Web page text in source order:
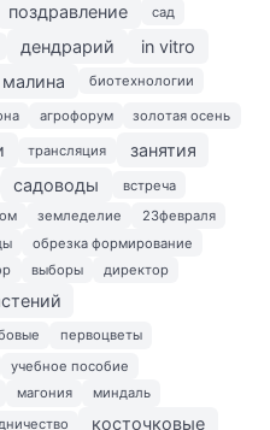
поздравление сад
дендрарий in vitro
малина биотехнологии
агрофорум золотая осень
трансляция занятия
садоводы
встреча
земледелие
23февраля
обрезка формирование
выборы
директор
первоцветы
учебное пособие
магония
миндаль
косточковые